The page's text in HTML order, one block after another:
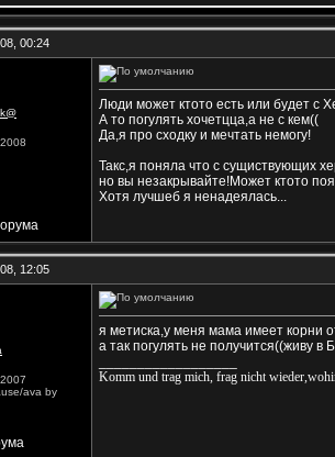
00:24
Люди может ктото есть или будет с
А то погулять хочетцца,а не с кем((
Да,я про сходку и мечтать немогу!
Такс,я поняла что с сущиствующих
но вы незакрывайте!Может ктото
Хотя лучшеб я ненадеялась...
12:05
ava by
я метиска,у меня мама имеет корни
а так погулять не получится((живу в
Komm und trag mich, frag nicht